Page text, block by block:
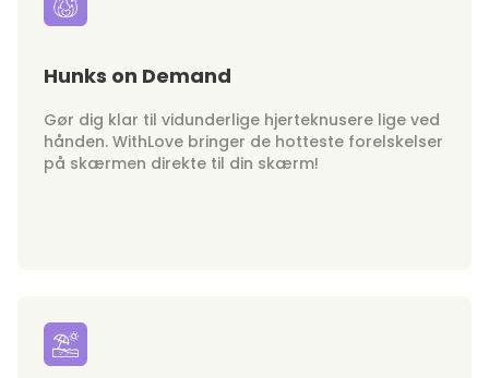
Hunks on Demand
Gør dig klar til vidunderlige hjerteknusere lige ved
hånden. WithLove bringer de hotteste forelskelser
på skærmen direkte til din skærm!